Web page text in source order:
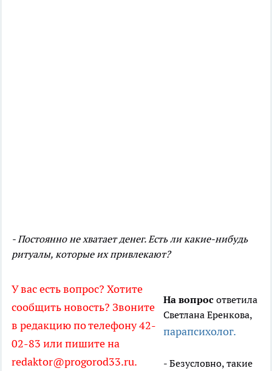
- Постоянно не хватает денег. Есть ли какие-нибудь
ритуалы, которые их привлекают?
У вас есть вопрос? Хотите
сообщить новость? Звоните
в редакцию по телефону 42-
02-83 или пишите на
redaktor@progorod33.ru.
На вопрос ответила
Светлана Еренкова,
парапсихолог.
- Безусловно, такие